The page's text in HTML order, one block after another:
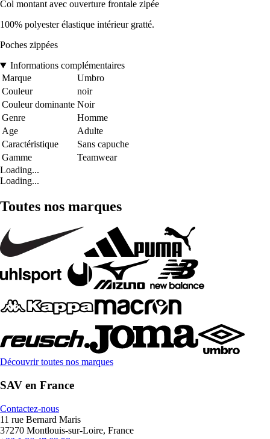
Col montant avec ouverture frontale zipée
100% polyester élastique intérieur gratté.
Poches zippées
Informations complémentaires
Marque
Umbro
Couleur
noir
Couleur dominante Noir
Genre
Homme
Age
Adulte
Caractéristique
Sans capuche
Gamme
Teamwear
Loading...
Loading...
Toutes nos marques
Découvrir toutes nos marques
SAV en France
Contactez-nous
11 rue Bernard Maris
37270 Montlouis-sur-Loire, France